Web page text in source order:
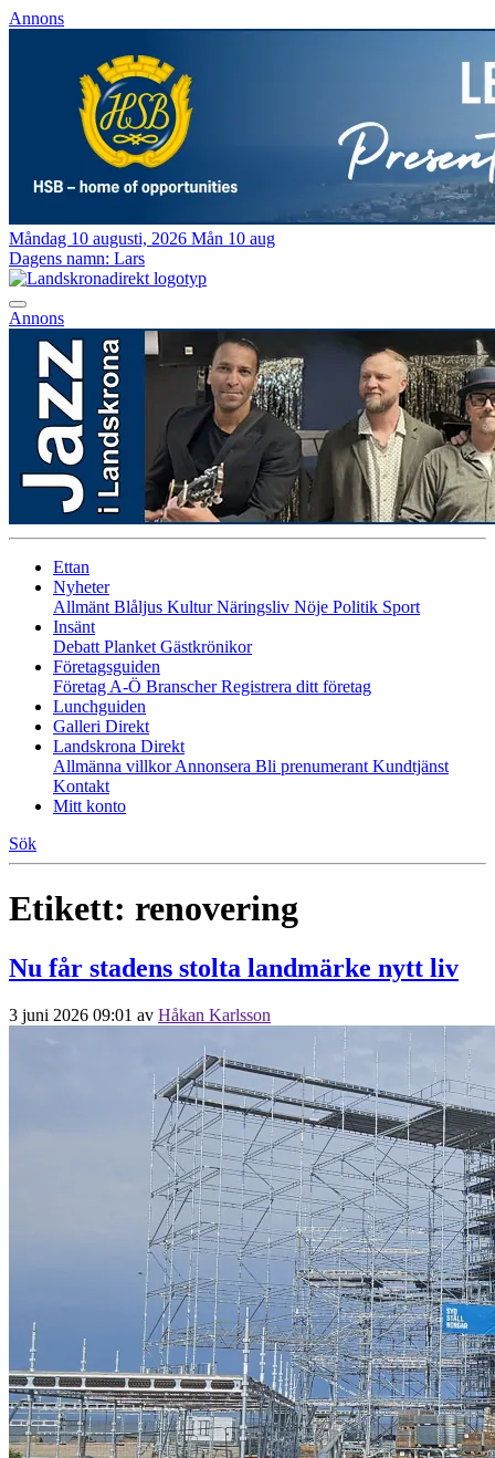
Annons
Måndag 10 augusti, 2026 Mån 10 aug
Dagens namn: Lars
Annons
Ettan
Nyheter
Allmänt Blåljus KulturNäringsliv Nöje Politik Sport
Insänt
Debatt Planket Gästkrönikor
Företagsguiden
Företag A-Ö BranscherRegistrera ditt företag
Lunchguiden
Galleri Direkt
Landskrona Direkt
Allmänna villkorAnnonsera Bli prenumerant Kundtjänst
Kontakt
Mitt konto
Sök
Etikett: renovering
Nu får stadens stolta landmärke nytt liv
3 juni 2026 09:01 av Håkan Karlsson